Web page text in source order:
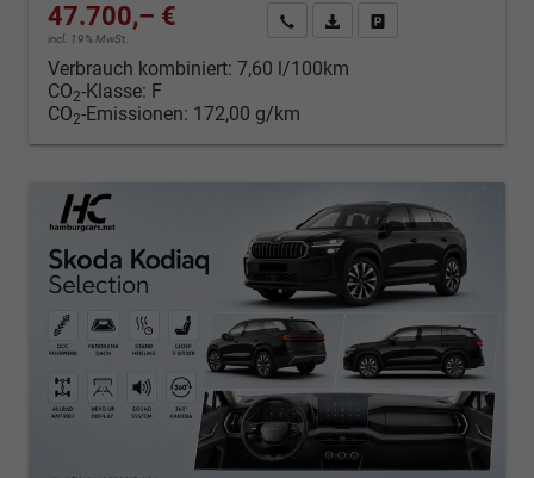
47.700,– €
incl. 19% MwSt.
Kontakt & Angebot anfordern
PDF-Datei, Fahrzeugexposé
Verbrauch kombiniert: 7,60 l/100km
CO2-Klasse: F
CO2-Emissionen: 172,00 g/km